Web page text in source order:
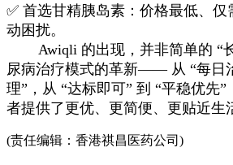
✅ 首选甘精胰岛素：价格最低、仅
动困扰。
Awiqli 的出现，并非简单的 “
尿病治疗模式的革新—— 从 “每日
理”，从 “达标即可” 到 “平稳优先”
者提供了更优、更简便、更贴近生
(责任编辑：香港祺昌医药公司)